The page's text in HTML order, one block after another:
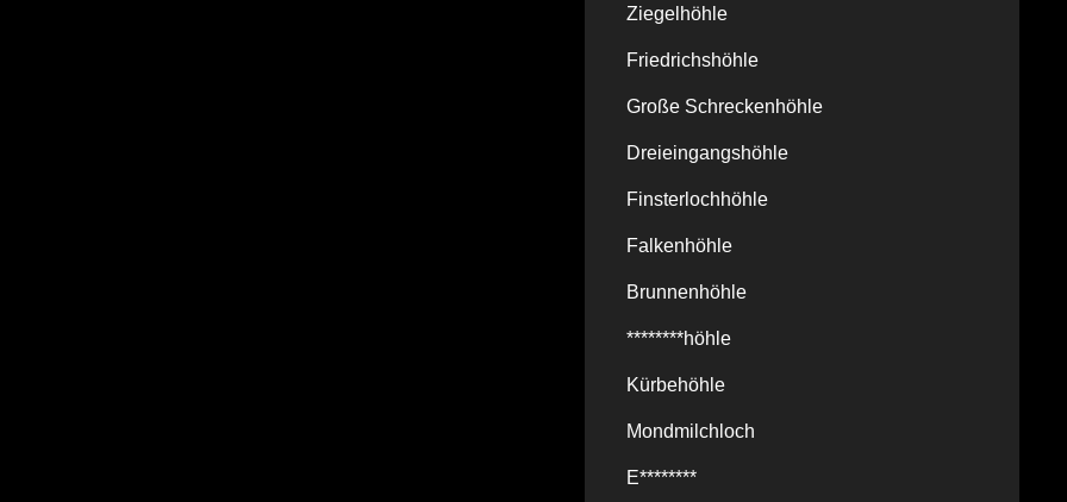
Ziegelhöhle
Friedrichshöhle
Große Schreckenhöhle
Dreieingangshöhle
Finsterlochhöhle
Falkenhöhle
Brunnenhöhle
********höhle
Kürbehöhle
Mondmilchloch
E********